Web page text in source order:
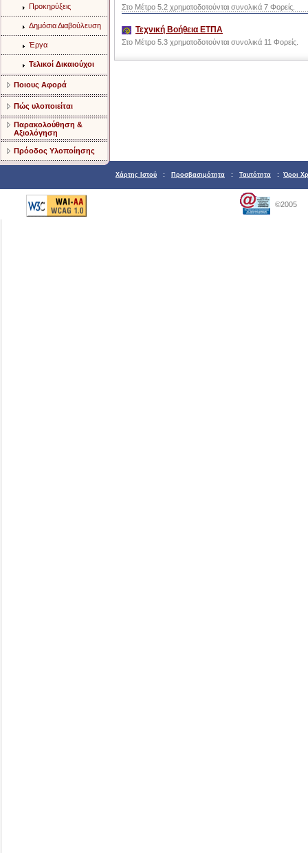
Προκηρύξεις
Δημόσια Διαβούλευση
Έργα
Τελικοί Δικαιούχοι
Ποιους Αφορά
Πώς υλοποιείται
Παρακολούθηση &
Αξιολόγηση
Πρόοδος Υλοποίησης
Στο Μέτρο 5.2 χρηματοδοτούνται συνολικά 7 Φορείς.
Τεχνική Βοήθεια ΕΤΠΑ
Στο Μέτρο 5.3 χρηματοδοτούνται συνολικά 11 Φορείς.
Χάρτης Ιστού : Προσβασιμότητα : Ταυτότητα : Όροι
©2005